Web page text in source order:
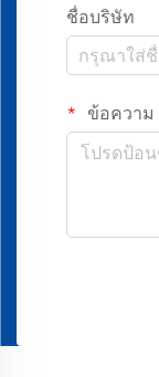
ชื่อบริษัท
ข้อความ